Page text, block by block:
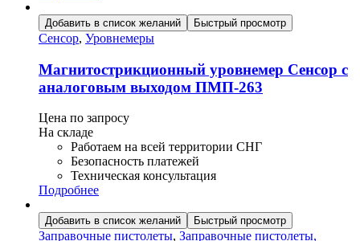
Добавить в список желаний Быстрый просмотр
Сенсор, Уровнемеры
Магнитострикционный уровнемер Сенсор с
аналоговым выходом ПМП-263
Цена по запросу
На складе
Работаем на всей территории СНГ
Безопасность платежей
Техническая консультация
Подробнее
Добавить в список желаний Быстрый просмотр
Заправочные пистолеты, Заправочные пистолеты,